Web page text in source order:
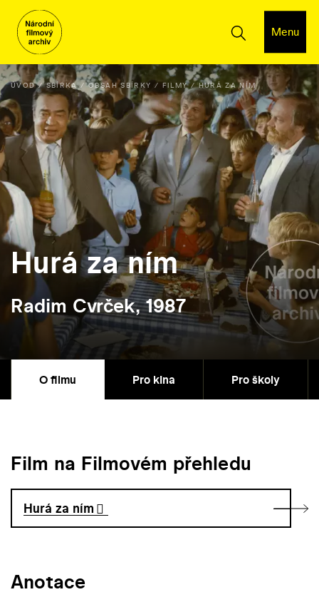
Menu
ÚVOD SBÍRKA OBSAH SBÍRKY FILMY HURÁ ZA NÍM
Hurá za ním
Radim Cvrček, 1987
O filmu Pro kina Pro školy
Film na Filmovém přehledu
Hurá za ním
Anotace